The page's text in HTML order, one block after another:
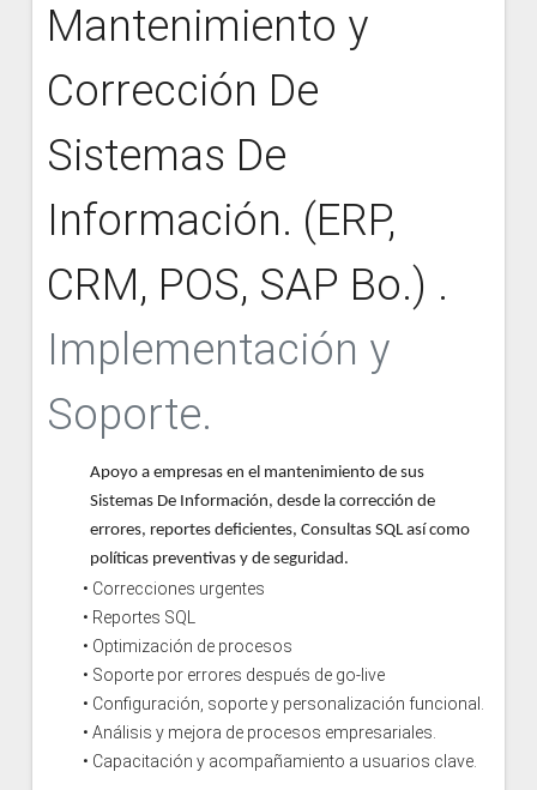
Mantenimiento y
Corrección De
Sistemas De
Información. (ERP,
CRM, POS, SAP Bo.) .
Implementación y
Soporte.
Apoyo a empresas en el mantenimiento de sus
Sistemas De Información, desde la corrección de
errores, reportes deficientes, Consultas SQL así como
políticas preventivas y de seguridad.
• Correcciones urgentes
• Reportes SQL
• Optimización de procesos
• Soporte por errores después de go-live
• Configuración, soporte y personalización funcional.
• Análisis y mejora de procesos empresariales.
• Capacitación y acompañamiento a usuarios clave.